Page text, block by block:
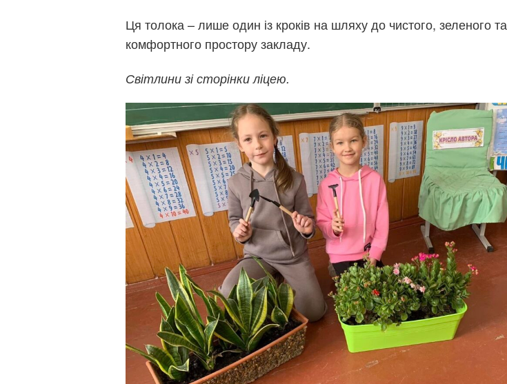
Ця толока – лише один із кроків на шляху до чистого, зеленого та
комфортного простору закладу.
Світлини зі сторінки ліцею.